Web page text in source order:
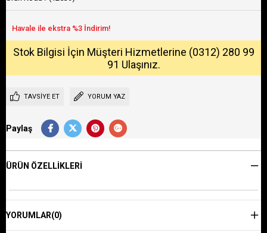
Stok Bilgisi İçin Müşteri Hizmetlerine (0312) 280 99
91 Ulaşınız.
TAVSIYE ET YORUM YAZ
Paylaş
ÜRÜN ÖZELLIKLERI
YORUMLAR(0)